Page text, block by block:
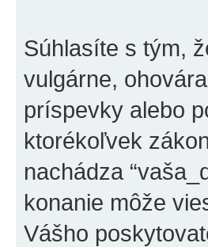
Súhlasíte s tým,
vulgárne,
príspevky alebo
ktorékoľvek
nachádza
konanie môže
Vášho